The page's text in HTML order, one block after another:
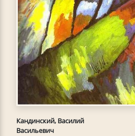
Кандинский, Василий
Васильевич